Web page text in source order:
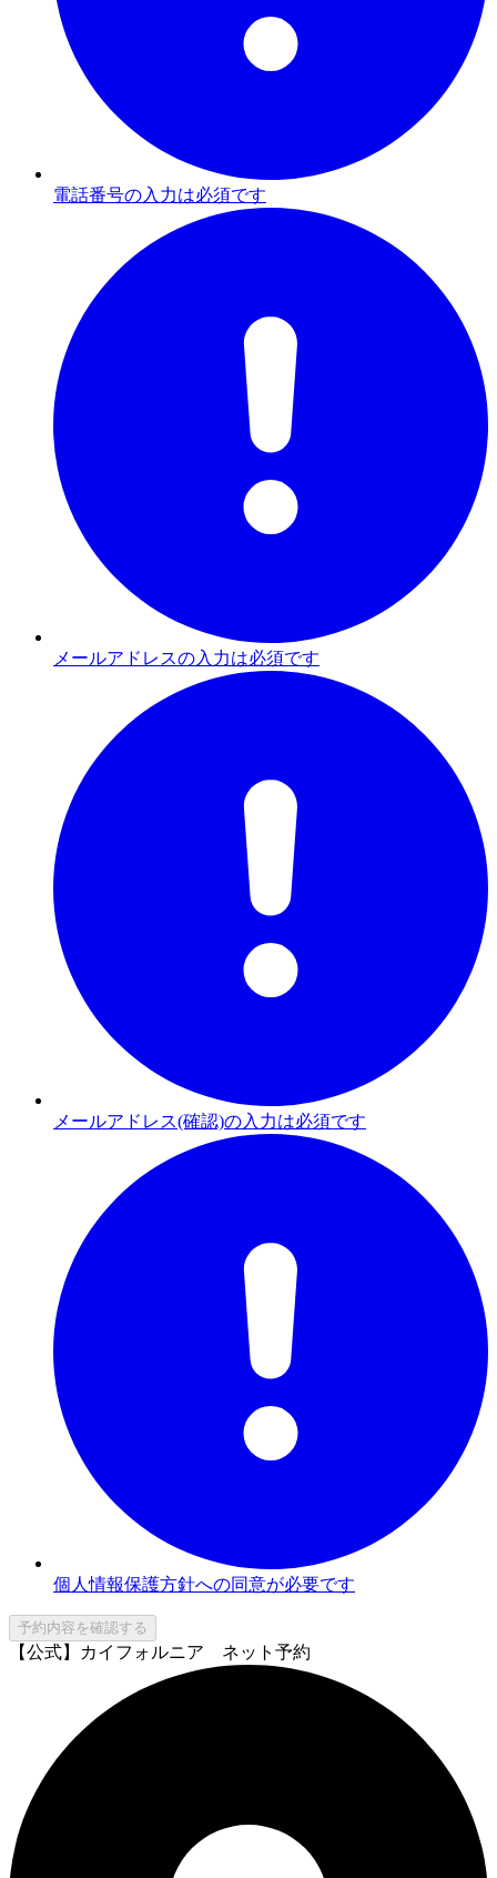
電話番号の入力は必須です
メールアドレスの入力は必須です
メールアドレス(確認)の入力は必須です
個人情報保護方針への同意が必要です
予約内容を確認する
【公式】カイフォルニア ネット予約